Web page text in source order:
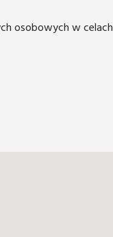
osobowych w celach